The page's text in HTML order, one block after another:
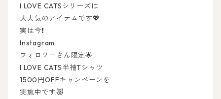
I LOVE CATSシリーズは
大人気のアイテムです💖
実は今❗️
Instagram
フォロワーさん限定🌟
I LOVE CATS半袖Tシャツ
1500円OFFキャンペーンを
実施中です😻